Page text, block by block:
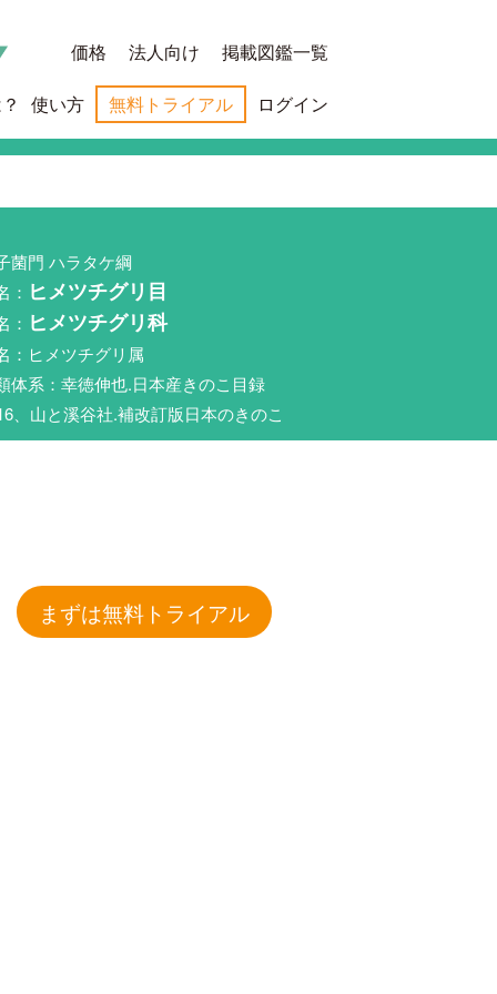
価格 法人向け 掲載図鑑一覧
使い方 無料トライアル ログイン
菌門 ハラタケ綱
： ヒメツチグリ目
： ヒメツチグリ科
：ヒメツチグリ属
体系：幸徳伸也.日本産きのこ目録
、山と溪谷社.補改訂版日本のきのこ
まずは無料トライアル